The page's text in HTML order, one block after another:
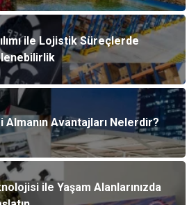
ile Lojistik Süreçlerde
Avantajları Nelerdir?
ile Yaşam Alanlarınızda